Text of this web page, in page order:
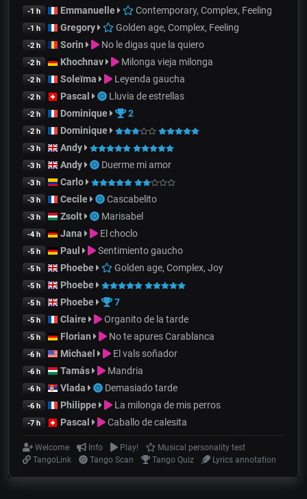
-1 h Emmanuelle Contemporary, Complex, Feeling
-1 h Gregory Golden age, Complex, Feeling
-2 h Sorin No le digas que la quiero
-2 h Khochnav Milonga vieja milonga
-2 h Soleïma Leyenda gaucha
-2 h Pascal Lluvia de estrellas
-2 h Dominique 2
-2 h Dominique
-3 h Andy
-3 h Andy Duerme mi amor
-3 h Carlo
-3 h Cecile Cascabelito
-3 h Zsolt Marisabel
-4 h Jana El choclo
-5 h Paul Sentimiento gaucho
-5 h Phoebe Golden age, Complex, Joy
-5 h Phoebe
-5 h Phoebe 7
-5 h Claire Organito de la tarde
-5 h Florian No te apures Carablanca
-6 h Michael El vals soñador
-6 h Tamás Mandria
-6 h Vlada Demasiado tarde
-6 h Philippe La milonga de mis perros
-7 h Pascal Caballo de calesita
Welcome Info Play!
Musical personality test
TangoLink
Tango Scan Tango Quiz Lyrics annotation